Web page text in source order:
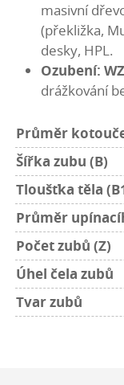
masivní
(překližka,
desky, HPL.
Ozubení:
drážkování
Průměr
Šířka zubu (B)
Tloušťka těla
Průměr
Počet zubů (Z)
Úhel čela zubů
Tvar zubů